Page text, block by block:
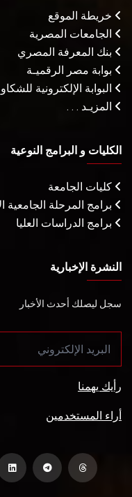
خريطة الموقع
الجامعات المصرية
بنك المعرفة المصري
بوابة مصر الرقميـة
البوابة الإلكترونية
المزيـد . . .
الكليات و البرامج النوعية
كليات الجامعة
برامج المرحلة الجامعية
برامج الدراسات العليا
النشرة الإخبارية
سجل ليصلك أحدث الأخبار
رأيك يهمنا
أراء المستخدمين